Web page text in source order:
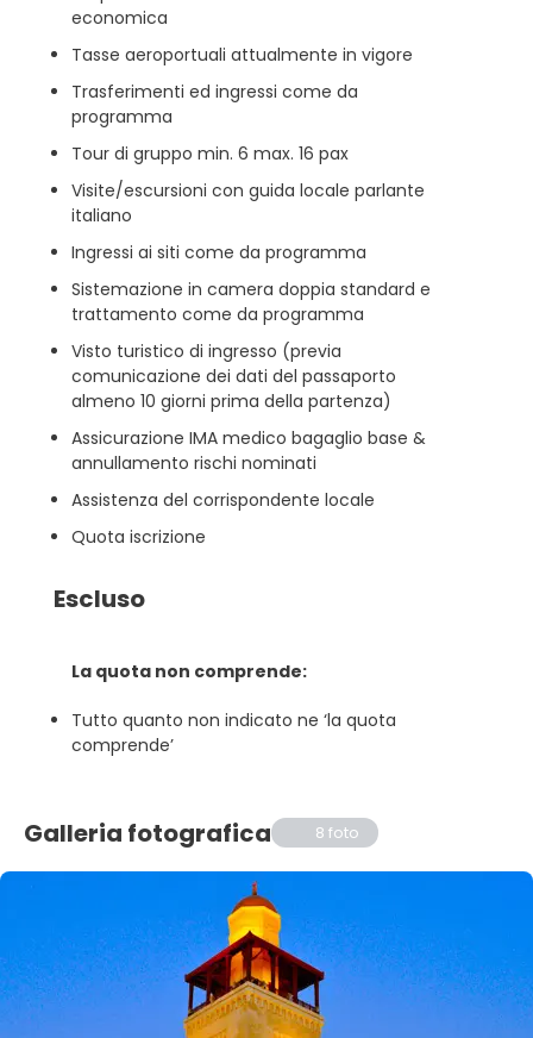
economica
Tasse aeroportuali attualmente in vigore
Trasferimenti ed ingressi come da
programma
Tour di gruppo min. 6 max. 16 pax
Visite/escursioni con guida locale parlante
italiano
Ingressi ai siti come da programma
Sistemazione in camera doppia standard e
trattamento come da programma
Visto turistico di ingresso (previa
comunicazione dei dati del passaporto
almeno 10 giorni prima della partenza)
Assicurazione IMA medico bagaglio base &
annullamento rischi nominati
Assistenza del corrispondente locale
Quota iscrizione
Escluso
La quota non comprende:
Tutto quanto non indicato ne ‘la quota
comprende’
Galleria fotografica 8 foto